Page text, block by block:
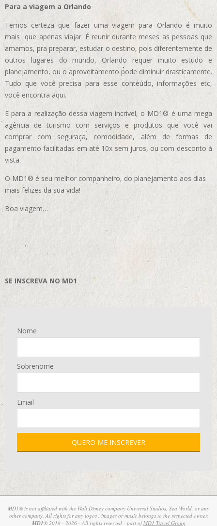
Para a viagem a Orlando
Temos certeza que fazer uma viagem para Orlando é muito
mais que apenas viajar. É reunir durante meses as pessoas que
amamos, pra preparar, estudar o destino, pois diferentemente de
outros lugares do mundo, Orlando requer muito estudo e
planejamento, ou o aproveitamento pode diminuir drasticamente.
Tudo que você precisa para esse conteúdo, informações etc,
você encontra aqui.
E para a realização dessa viagem incrível, o MD1® é uma mega
agência de turismo com serviços e produtos que você vai
comprar com seguraça, comodidade, além de formas de
pagamento facilitadas em até 10x sem juros, ou com desconto à
vista.
O MD1® é seu melhor companheiro, do planejamento aos dias
mais felizes da sua vida!
Boa viagem…
SE INSCREVA NO MD1
Nome
Sobrenome
Email
MD1® is not affiliated with the Walt Disney company Universal Studios, Sea World, or any
other company. All rights for any logos , images or music belongs to the respected owner.
MD1® 2018 - 2026 - All rights reserved - part ofMD1 Travel Group